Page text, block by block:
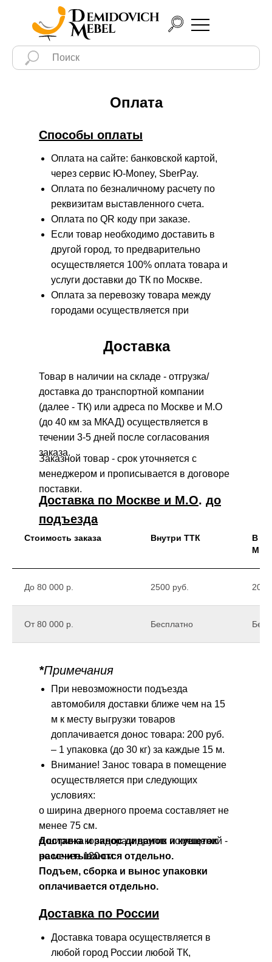
Способы оплаты
Оплата на сайте: банковской картой,
через сервис Ю-Money, SberPay.
Оплата по безналичному расчету по
реквизитам выставленного счета.
Оплата по QR коду при заказе.
Если товар необходимо доставить в
другой город, то предварительно
осуществляется 100% оплата товара и
услуги доставки до ТК по Москве.
Оплата за перевозку товара между
городами осуществляется при
транспортной компании.
Оплата
Товар в наличии на складе - отгрузка/
доставка до транспортной компании
(далее - ТК) или адреса по Москве и М.О
(до 40 км за МКАД) осуществляется в
течении 3-5 дней после согласования
заказа.
Доставка
Заказной товар - срок уточняется с
менеджером и прописывается в договоре
поставки.
Доставка по Москве и М.О. до
подъезда
Стоимость заказа Внутри ТТК
В
До 80 000 р. 2500 руб.
От 80 000 р. Бесплатно
*Примечания
При невозможности подъезда
автомобиля доставки ближе чем на 15
м к месту выгрузки товаров
доплачивается донос товара: 200 руб.
– 1 упаковка (до 30 кг) за каждые 15 м.
Внимание! Занос товара в помещение
осуществляется при следующих
условиях:
o ширина дверного проема составляет не
менее 75 см.
o ширина коридора и других помещений -
не менее 120 см.
Доставка по России
Доставка товара осуществляется в
любой город России любой ТК,
Доставка и занос диванов и кушеток
рассчитываются отдельно.
Подъем, сборка и вынос упаковки
оплачивается отдельно.